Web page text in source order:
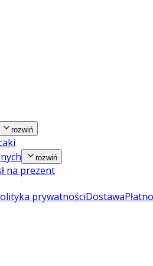
rozwiń
rozwiń
na prezent
prywatnościDostawa